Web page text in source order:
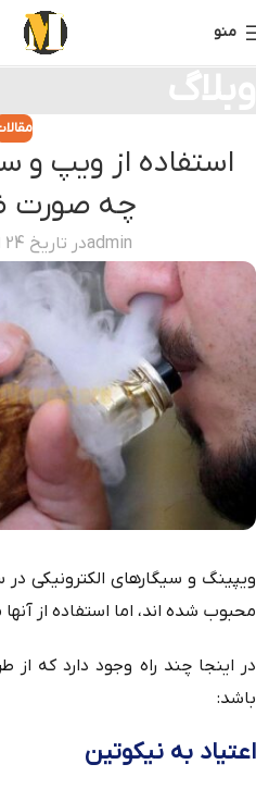
منو
استفاده از ویپ و
چه صورت
adminدر تاریخ 24 اردیبهشت 1402
ویپینگ و سیگارهای الکترونیکی
محبوب شده اند، اما استفاده از
در اینجا چند راه وجود دارد که
باشد:
اعتیاد به نیکوتین